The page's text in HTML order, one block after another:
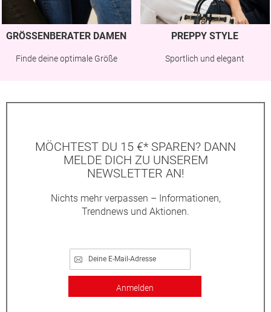
GRÖSSENBERATER DAMEN
Finde deine optimale Größe
PREPPY STYLE
Sportlich und elegant
MÖCHTEST DU 15 €* SPAREN? DANN
MELDE DICH ZU UNSEREM
NEWSLETTER AN!
Nichts mehr verpassen – Informationen,
Trendnews und Aktionen.
Anmelden